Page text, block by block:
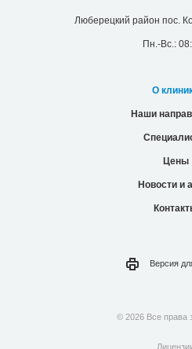
Люберецкий район пос.
Пн.-Вс.:
О
Наши
Цены
Новости и
Версия
© 2026 Все права